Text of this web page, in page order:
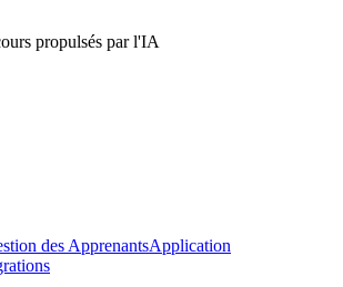
propulsés par l'IA
des ApprenantsApplication